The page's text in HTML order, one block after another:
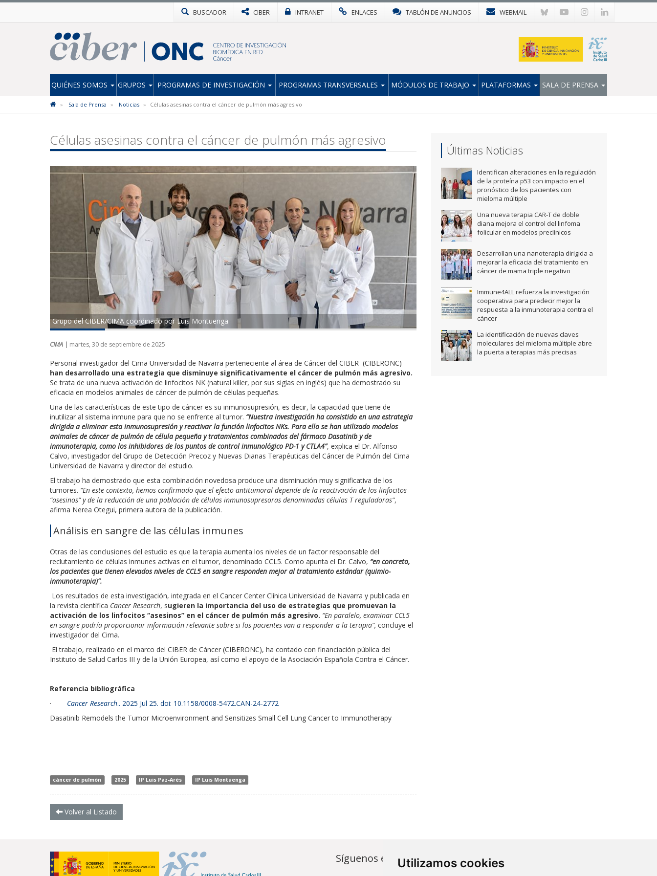
Utilizamos cookies
BUSCADOR CIBER INTRANET ENLACES TABLÓN DE ANUNCIOS WEBMAIL
QUIÉNES SOMOS GRUPOS PROGRAMAS DE INVESTIGACIÓN PROGRAMAS TRANSVERSALES MÓDULOS DE TRABAJO PLATAFORMAS SALA DE PRENSA
Sala de Prensa Noticias Células asesinas contra el cáncer de pulmón más agresivo
Células asesinas contra el cáncer de pulmón más agresivo
Grupo del CIBER/CIMA coordinado por Luis Montuenga
CIMA | martes, 30 de septiembre de 2025
Personal investigador del Cima Universidad de Navarra perteneciente al área de Cáncer del CIBER (CIBERONC)
han desarrollado una estrategia que disminuye significativamente el cáncer de pulmón más agresivo.
Se trata de una nueva activación de linfocitos NK (natural killer, por sus siglas en inglés) que ha demostrado su
eficacia en modelos animales de cáncer de pulmón de células pequeñas.
Una de las características de este tipo de cáncer es su inmunosupresión, es decir, la capacidad que tiene de
inutilizar al sistema inmune para que no se enfrente al tumor. “Nuestra investigación ha consistido en una estrategia
dirigida a eliminar esta inmunosupresión y reactivar la función linfocitos NKs. Para ello se han utilizado modelos
animales de cáncer de pulmón de célula pequeña y tratamientos combinados del fármaco Dasatinib y de
inmunoterapia, como los inhibidores de los puntos de control inmunológico PD-1 y CTLA4”, explica el Dr. Alfonso
Calvo, investigador del Grupo de Detección Precoz y Nuevas Dianas Terapéuticas del Cáncer de Pulmón del Cima
Universidad de Navarra y director del estudio.
El trabajo ha demostrado que esta combinación novedosa produce una disminución muy significativa de los
tumores. “En este contexto, hemos confirmado que el efecto antitumoral depende de la reactivación de los linfocitos
“asesinos” y de la reducción de una población de células inmunosupresoras denominadas células T reguladoras”,
afirma Nerea Otegui, primera autora de la publicación.
Análisis en sangre de las células inmunes
Otras de las conclusiones del estudio es que la terapia aumenta los niveles de un factor responsable del
reclutamiento de células inmunes activas en el tumor, denominado CCL5. Como apunta el Dr. Calvo, “en concreto,
los pacientes que tienen elevados niveles de CCL5 en sangre responden mejor al tratamiento estándar (quimio-
inmunoterapia)”.
Los resultados de esta investigación, integrada en el Cancer Center Clínica Universidad de Navarra y publicada en
la revista científica Cancer Research, sugieren la importancia del uso de estrategias que promuevan la
activación de los linfocitos “asesinos” en el cáncer de pulmón más agresivo. “En paralelo, examinar CCL5
en sangre podría proporcionar información relevante sobre si los pacientes van a responder a la terapia”, concluye el
investigador del Cima.
El trabajo, realizado en el marco del CIBER de Cáncer (CIBERONC), ha contado con financiación pública del
Instituto de Salud Carlos III y de la Unión Europea, así como el apoyo de la Asociación Española Contra el Cáncer.
Referencia bibliográfica
· Cancer Research.. 2025 Jul 25. doi: 10.1158/0008-5472.CAN-24-2772
Dasatinib Remodels the Tumor Microenvironment and Sensitizes Small Cell Lung Cancer to Immunotherapy
cáncer de pulmón 2025 IP Luis Paz-Arés IP Luis Montuenga
Volver al Listado
Últimas Noticias
Identifican alteraciones en la regulación
de la proteína p53 con impacto en el
pronóstico de los pacientes con
mieloma múltiple
Una nueva terapia CAR-T de doble
diana mejora el control del linfoma
folicular en modelos preclínicos
Desarrollan una nanoterapia dirigida a
mejorar la eficacia del tratamiento en
cáncer de mama triple negativo
Immune4ALL refuerza la investigación
cooperativa para predecir mejor la
respuesta a la inmunoterapia contra el
cáncer
La identificación de nuevas claves
moleculares del mieloma múltiple abre
la puerta a terapias más precisas
Síguenos en... Contacto